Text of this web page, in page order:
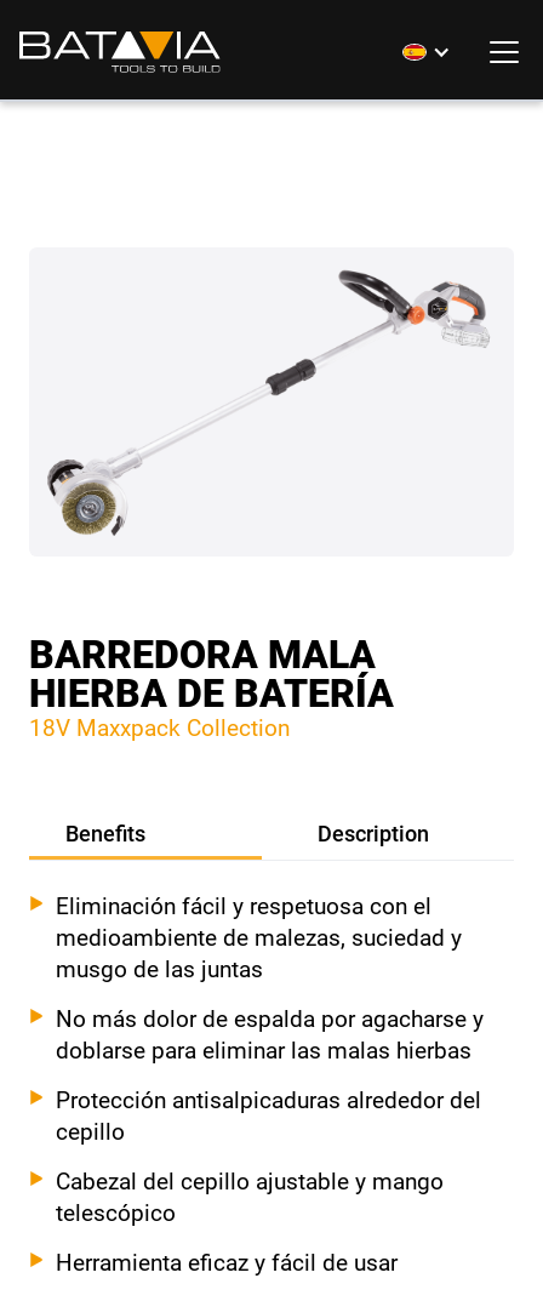
BARREDORA MALA
HIERBA DE BATERÍA
18V Maxxpack Collection
Benefits Description
Eliminación fácil y respetuosa con el
medioambiente de malezas, suciedad y
musgo de las juntas
No más dolor de espalda por agacharse y
doblarse para eliminar las malas hierbas
Protección antisalpicaduras alrededor del
cepillo
Cabezal del cepillo ajustable y mango
telescópico
Herramienta eficaz y fácil de usar